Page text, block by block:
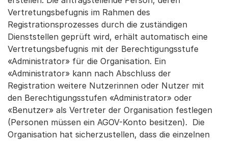
Vertretungsbefugnis im Rahmen des
Registrationsprozesses durch die zuständigen
Dienststellen geprüft wird, erhält automatisch eine
Vertretungsbefugnis mit der Berechtigungsstufe
«Administrator» für die Organisation. Ein
«Administrator» kann nach Abschluss der
Registration weitere Nutzerinnen oder Nutzer mit
den Berechtigungsstufen «Administrator» oder
«Benutzer» als Vertreter der Organisation festlegen
(Personen müssen ein AGOV-Konto besitzen). Die
Organisation hat sicherzustellen, dass die einzelnen